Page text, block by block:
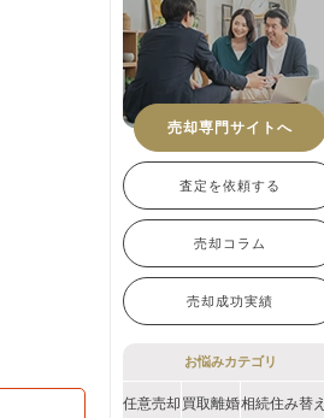
売却専門サイトへ
査定を依頼する
売却コラム
売却成功実績
お悩みカテゴリ
任意売却 買取離婚相続住み替え